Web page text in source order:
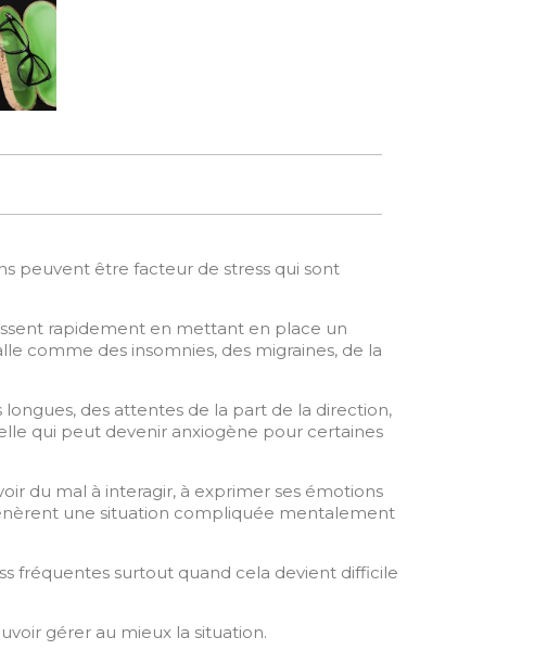
peuvent être facteur de stress qui sont
rapidement en mettant en place un
comme des insomnies, des migraines, de la
des attentes de la part de la direction,
qui peut devenir anxiogène pour certaines
du mal à interagir, à exprimer ses émotions
une situation compliquée mentalement
fréquentes surtout quand cela devient difficile
gérer au mieux la situation.